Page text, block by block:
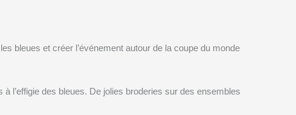
bleues et créer l’événement autour de la coupe du monde
l’effigie des bleues. De jolies broderies sur des ensembles